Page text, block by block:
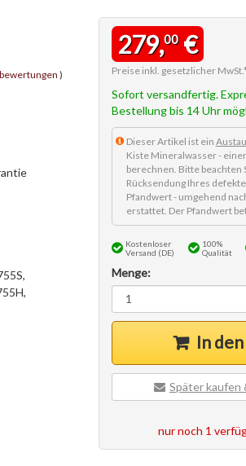
)
279,00€
Preise inkl. gesetzlicher
Sofort versandfertig.
Bestellung bis 14 Uhr
Dieser Artikel ist ein
Kiste Mineralwasser -
berechnen. Bitte beachten
Rücksendung Ihres
Pfandwert - umgehend
erstattet. Der Pfandwert
Kostenloser
Versand (DE)
100%
Qualität
Menge:
In
Später kaufen
nur noch 1